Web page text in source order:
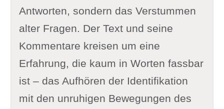
Antworten, sondern das Verstummen
alter Fragen. Der Text und seine
Kommentare kreisen um eine
Erfahrung, die kaum in Worten fassbar
ist – das Aufhören der Identifikation
mit den unruhigen Bewegungen des